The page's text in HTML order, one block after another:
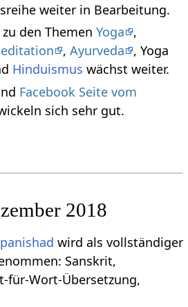
weiter in Bearbeitung.
den Themen Yoga
,
, Ayurveda
, Yoga
Hinduismus wächst weiter.
Facebook Seite vom
sich sehr gut.
2018
wird als vollständiger
Sanskrit,
für-Wort-Übersetzung,